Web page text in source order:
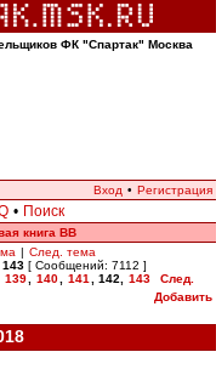
ФК "Спартак" Москва
Вход • Регистрация
• Поиск
книга ВВ
| След. тема
143[ Сообщений: 7112 ]
139 140 141 142 143
След.
Добавить